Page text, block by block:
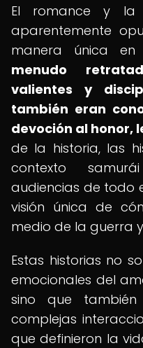
El romance y la
aparentemente
manera única
menudo
valientes y
también eran
devoción al honor,
de la historia, las
contexto
audiencias de todo
visión única de
medio de la guerra
Estas historias no
emocionales del
sino que
complejas
que definieron la